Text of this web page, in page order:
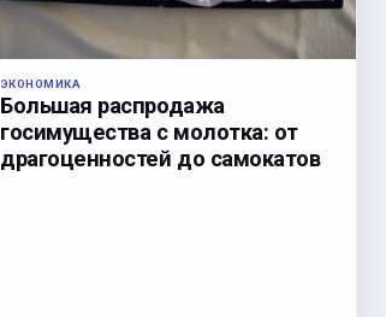
ЭКОНОМИКА
Большая распродажа
госимущества с молотка: от
драгоценностей до самокатов